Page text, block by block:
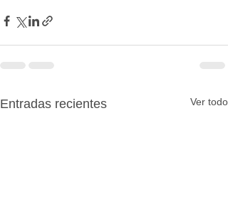
Entradas recientes Ver todo